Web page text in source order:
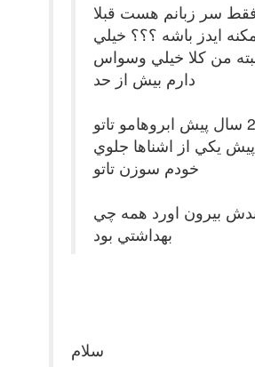
سر زبانم هست قبلا
ايدز باشه ؟؟؟ خيلي
من كلا خيلي وسواس
اما چون 2 سال پيش ابروهامو تاتو
پيش يكي از اشناها جلوي
خودم سوزن تاتو
بيرون اورد همه چي
بهداشتي بود
سلام